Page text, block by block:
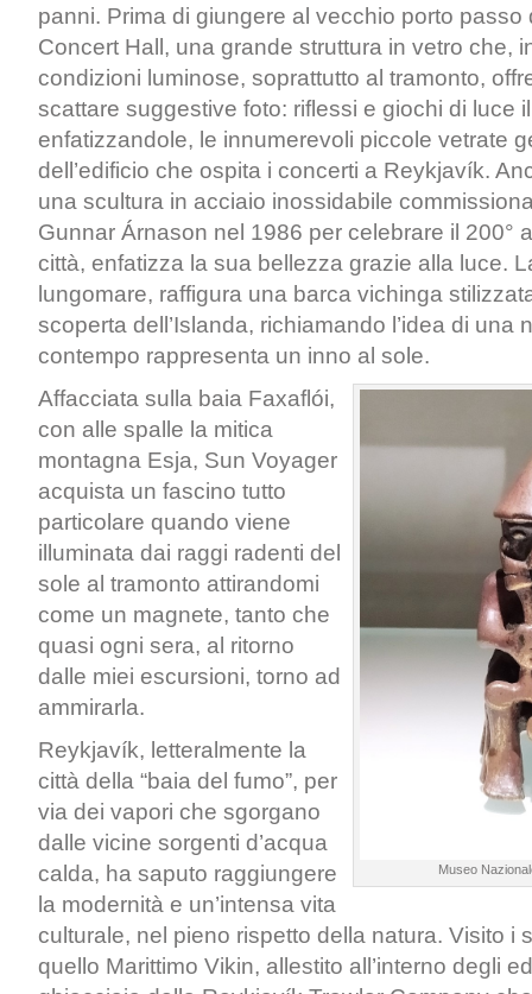
panni. Prima di giungere al vecchio porto passo
Concert Hall, una grande struttura in vetro che,
condizioni luminose, soprattutto al tramonto,
scattare suggestive foto: riflessi e giochi di luce
enfatizzandole, le innumerevoli piccole vetrate
dell’edificio che ospita i concerti a Reykjavík.
una scultura in acciaio inossidabile
Gunnar Árnason nel 1986 per celebrare il 200°
città, enfatizza la sua bellezza grazie alla luce.
lungomare, raffigura una barca vichinga
scoperta dell’Islanda, richiamando l’idea di una
contempo rappresenta un inno al sole.
Museo
Affacciata sulla baia Faxaflói,
con alle spalle la mitica
montagna Esja, Sun Voyager
acquista un fascino tutto
particolare quando viene
illuminata dai raggi radenti del
sole al tramonto attirandomi
come un magnete, tanto che
quasi ogni sera, al ritorno
dalle miei escursioni, torno ad
ammirarla.
Reykjavík, letteralmente la
città della “baia del fumo”, per
via dei vapori che sgorgano
dalle vicine sorgenti d’acqua
calda, ha saputo raggiungere
la modernità e un’intensa vita
culturale, nel pieno rispetto della natura. Visito i
quello Marittimo Vikin, allestito all’interno degli